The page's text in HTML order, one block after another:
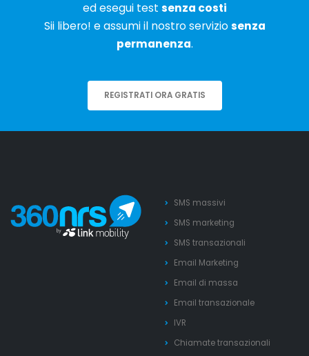
ed esegui test senza costi
Sii libero! e assumi il nostro serviziosenza
permanenza.
REGISTRATI ORA GRATIS
SMS massivi
SMS marketing
SMS transazionali
Email Marketing
Email di massa
Email transazionale
IVR
Chiamate transazionali